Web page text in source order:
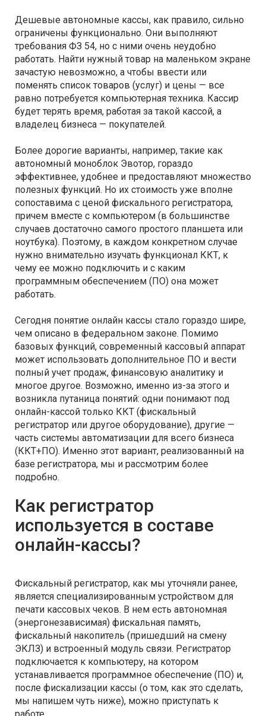
Дешевые автономные кассы, как правило, сильно
ограничены функционально. Они выполняют
требования ФЗ 54, но с ними очень неудобно
работать. Найти нужный товар на маленьком экране
зачастую невозможно, а чтобы ввести или
поменять список товаров (услуг) и цены — все
равно потребуется компьютерная техника. Кассир
будет терять время, работая за такой кассой, а
владелец бизнеса — покупателей.
Более дорогие варианты, например, такие как
автономный моноблок Эвотор, гораздо
эффективнее, удобнее и предоставляют множество
полезных функций. Но их стоимость уже вполне
сопоставима с ценой фискального регистратора,
причем вместе с компьютером (в большинстве
случаев достаточно самого простого планшета или
ноутбука). Поэтому, в каждом конкретном случае
нужно внимательно изучать функционал ККТ, к
чему ее можно подключить и с каким
программным обеспечением (ПО) она может
работать.
Сегодня понятие онлайн кассы стало гораздо шире,
чем описано в федеральном законе. Помимо
базовых функций, современный кассовый аппарат
может использовать дополнительное ПО и вести
полный учет продаж, финансовую аналитику и
многое другое. Возможно, именно из-за этого и
возникла путаница понятий: одни понимают под
онлайн-кассой только ККТ (фискальный
регистратор или другое оборудование), другие —
часть системы автоматизации для всего бизнеса
(ККТ+ПО). Именно этот вариант, реализованный на
базе регистратора, мы и рассмотрим более
подробно.
Как регистратор
используется в составе
онлайн-кассы?
Фискальный регистратор, как мы уточняли ранее,
является специализированным устройством для
печати кассовых чеков. В нем есть автономная
(энергонезависимая) фискальная память,
фискальный накопитель (пришедший на смену
ЭКЛЗ) и встроенный модуль связи. Регистратор
подключается к компьютеру, на котором
устанавливается программное обеспечение (ПО) и,
после фискализации кассы (о том, как это сделать,
мы напишем чуть ниже), можно приступать к
работе.